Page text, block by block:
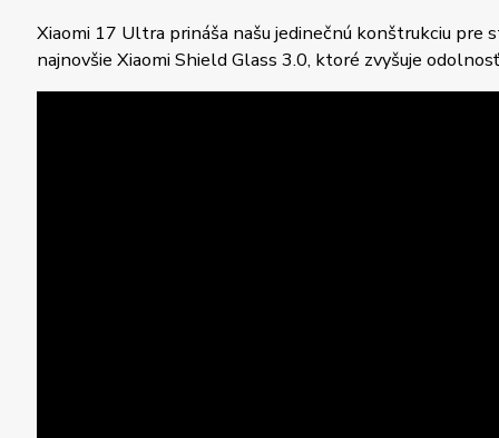
Xiaomi 17 Ultra prináša našu jedinečnú konštrukciu
najnovšie Xiaomi Shield Glass 3.0, ktoré zvyšuje